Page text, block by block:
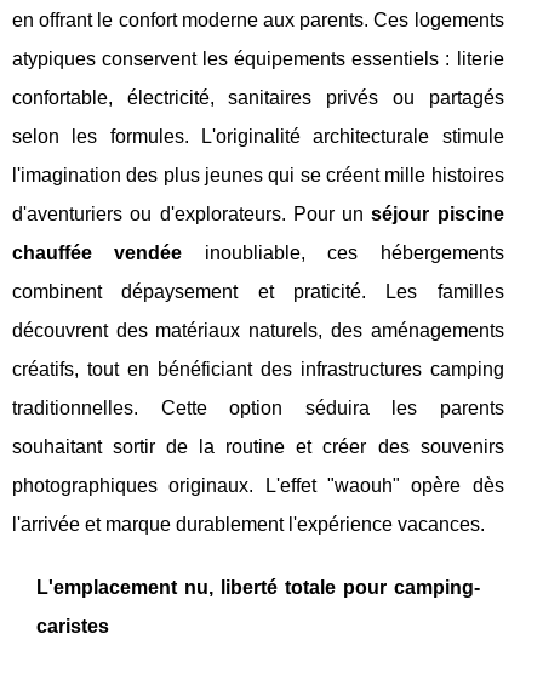
en offrant le confort moderne aux parents. Ces logements
atypiques conservent les équipements essentiels : literie
confortable, électricité, sanitaires privés ou partagés
selon les formules. L'originalité architecturale stimule
l'imagination des plus jeunes qui se créent mille histoires
d'aventuriers ou d'explorateurs. Pour unséjour piscine
chauffée vendée inoubliable, ces hébergements
combinent dépaysement et praticité. Les familles
découvrent des matériaux naturels, des aménagements
créatifs, tout en bénéficiant des infrastructures camping
traditionnelles. Cette option séduira les parents
souhaitant sortir de la routine et créer des souvenirs
photographiques originaux. L'effet "waouh" opère dès
l'arrivée et marque durablement l'expérience vacances.
L'emplacement nu, liberté totale pour camping-
caristes